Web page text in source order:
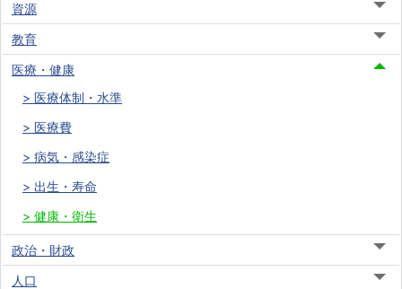
資源
教育
医療・健康
医療体制・水準
医療費
病気・感染症
出生・寿命
健康・衛生
政治・財政
人口